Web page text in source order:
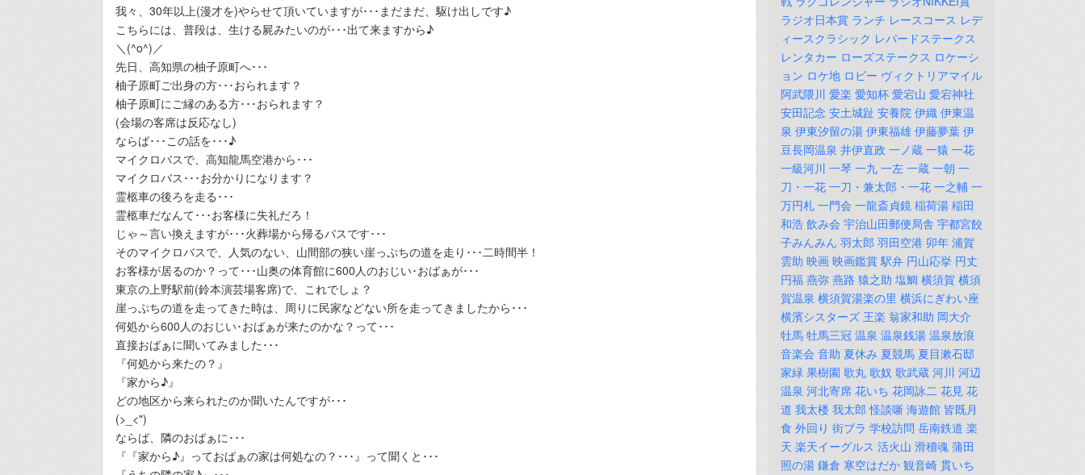
我々、30年以上(漫才を)やらせて頂いていますが･･･まだまだ、駆け出しです♪
こちらには、普段は、生ける屍みたいのが･･･出て来ますから♪
＼(^o^)／
先日、高知県の柚子原町へ･･･
柚子原町ご出身の方･･･おられます？
柚子原町にご縁のある方･･･おられます？
(会場の客席は反応なし)
ならば･･･この話を･･･♪
マイクロバスで、高知龍馬空港から･･･
マイクロバス･･･お分かりになります？
霊柩車の後ろを走る･･･
霊柩車だなんて･･･お客様に失礼だろ！
じゃ～言い換えますが･･･火葬場から帰るバスです･･･
そのマイクロバスで、人気のない、山間部の狭い崖っぷちの道を走り･･･二時間半！
お客様が居るのか？って･･･山奥の体育館に600人のおじい･おばぁが･･･
東京の上野駅前(鈴本演芸場客席)で、これでしょ？
崖っぷちの道を走ってきた時は、周りに民家などない所を走ってきましたから･･･
何処から600人のおじい･おばぁが来たのかな？って･･･
直接おばぁに聞いてみました･･･
『何処から来たの？』
『家から♪』
どの地区から来られたのか聞いたんですが･･･
(>_<")
ならば、隣のおばぁに･･･
『『家から♪』っておばぁの家は何処なの？･･･』って聞くと･･･
ラジオ日本賞 ランチ レースコース レデ
ィースクラシック レパードステークス
レンタカー ローズステークス ロケーシ
ョン ロケ地 ロビー ヴィクトリアマイル
阿武隈川 愛楽 愛知杯 愛宕山 愛宕神社
安田記念 安土城趾 安養院 伊織 伊東温
泉 伊東汐留の湯 伊東福雄 伊藤夢葉 伊
豆長岡温泉 井伊直政 一ノ蔵 一猿 一花
一級河川 一琴 一九 一左 一蔵 一朝 一
刀・一花 一刀・兼太郎・一花 一之輔 一
万円札 一門会 一龍斎貞鏡 稲荷湯 稲田
和浩 飲み会 宇治山田郵便局舎 宇都宮餃
子みんみん 羽太郎 羽田空港 卯年 浦賀
雲助 映画 映画鑑賞 駅弁 円山応挙 円丈
円福 燕弥 燕路 猿之助 塩鯛 横須賀 横須
賀温泉 横須賀湯楽の里 横浜にぎわい座
横濱シスターズ 王楽 翁家和助 岡大介
牡馬 牡馬三冠 温泉 温泉銭湯 温泉放浪
音楽会 音助 夏休み 夏競馬 夏目漱石邸
家緑 果樹園 歌丸 歌奴 歌武蔵 河川 河辺
温泉 河北寄席 花いち 花岡詠二 花見 花
道 我太楼 我太郎 怪談噺 海遊館 皆既月
食 外回り 街ブラ 学校訪問 岳南鉄道 楽
天 楽天イーグルス 活火山 滑稽魂 蒲田
照の湯 鎌倉 寒空はだか 観音崎 貫いち